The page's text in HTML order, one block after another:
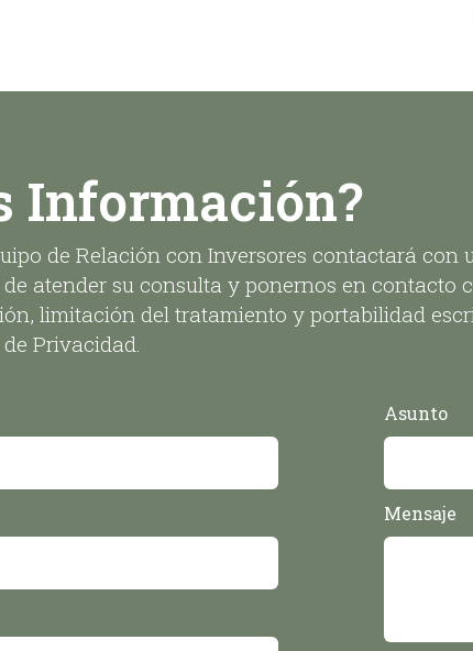
Información?
de Relación con Inversores contactará con
atender su consulta y ponernos en contacto
limitación del tratamiento y portabilidad
Privacidad.
Asunto
Mensaje